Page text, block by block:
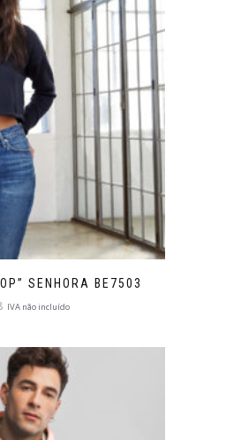
SENHORA BE7503
IVA não incluído